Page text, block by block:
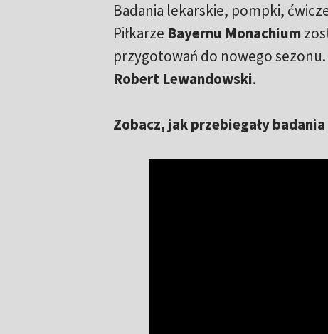
Badania lekarskie, pompki,
Piłkarze Bayernu Monachium
przygotowań do nowego
Robert Lewandowski.
Zobacz, jak przebiegały